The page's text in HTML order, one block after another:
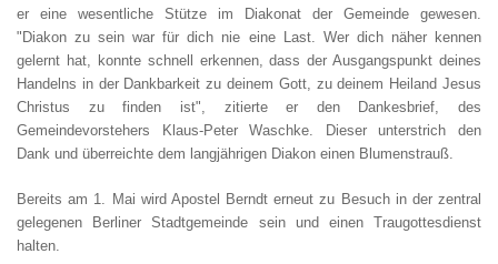
er eine wesentliche Stütze im Diakonat der Gemeinde gewesen.
"Diakon zu sein war für dich nie eine Last. Wer dich näher kennen
gelernt hat, konnte schnell erkennen, dass der Ausgangspunkt deines
Handelns in der Dankbarkeit zu deinem Gott, zu deinem Heiland Jesus
Christus zu finden ist", zitierte er den Dankesbrief, des
Gemeindevorstehers Klaus-Peter Waschke. Dieser unterstrich den
Dank und überreichte dem langjährigen Diakon einen Blumenstrauß.
Bereits am 1. Mai wird Apostel Berndt erneut zu Besuch in der zentral
gelegenen Berliner Stadtgemeinde sein und einen Traugottesdienst
halten.